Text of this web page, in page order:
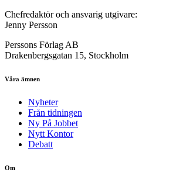
Chefredaktör och ansvarig utgivare:
Jenny Persson
Perssons Förlag AB
Drakenbergsgatan 15, Stockholm
Våra ämnen
Nyheter
Från tidningen
Ny På Jobbet
Nytt Kontor
Debatt
Om